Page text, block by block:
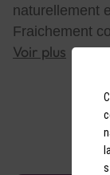
naturellement
Fraichement
artisanal et
main dans un
Voir plus